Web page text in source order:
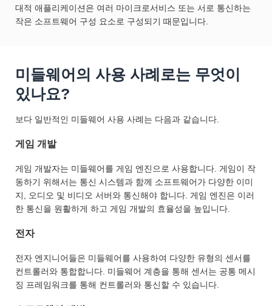
대적 애플리케이션은 여러 마이크로서비스 또는 서로 통신하는
작은 소프트웨어 구성 요소로 구성되기 때문입니다.
미들웨어의 사용 사례로는 무엇이
있나요?
보다 일반적인 미들웨어 사용 사례는 다음과 같습니다.
게임 개발
게임 개발자는 미들웨어를 게임 엔진으로 사용합니다. 게임이 작
동하기 위해서는 통신 시스템과 함께 소프트웨어가 다양한 이미
지, 오디오 및 비디오 서버와 통신해야 합니다. 게임 엔진은 이러
한 통신을 원활하게 하고 게임 개발의 효율성을 높입니다.
전자
전자 엔지니어들은 미들웨어를 사용하여 다양한 유형의 센서를
컨트롤러와 통합합니다. 미들웨어 계층을 통해 센서는 공통 메시
징 프레임워크를 통해 컨트롤러와 통신할 수 있습니다.